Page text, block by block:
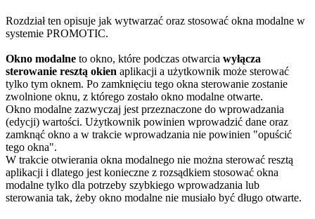
Rozdział ten opisuje jak wytwarzać oraz stosować okna modalne w
systemie PROMOTIC.
Okno modalne to okno, które podczas otwarcia wyłącza
sterowanie resztą okien aplikacji a użytkownik może sterować
tylko tym oknem. Po zamknięciu tego okna sterowanie zostanie
zwolnione oknu, z którego zostało okno modalne otwarte.
Okno modalne zazwyczaj jest przeznaczone do wprowadzania
(edycji) wartości. Użytkownik powinien wprowadzić dane oraz
zamknąć okno a w trakcie wprowadzania nie powinien "opuścić
tego okna".
W trakcie otwierania okna modalnego nie można sterować resztą
aplikacji i dlatego jest konieczne z rozsądkiem stosować okna
modalne tylko dla potrzeby szybkiego wprowadzania lub
sterowania tak, żeby okno modalne nie musiało być długo otwarte.